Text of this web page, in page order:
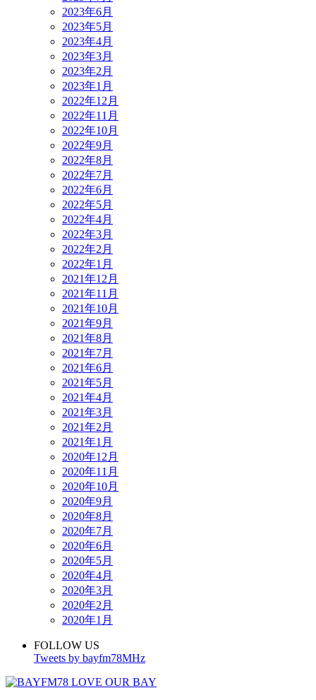
2023年6月
2023年5月
2023年4月
2023年3月
2023年2月
2023年1月
2022年12月
2022年11月
2022年10月
2022年9月
2022年8月
2022年7月
2022年6月
2022年5月
2022年4月
2022年3月
2022年2月
2022年1月
2021年12月
2021年11月
2021年10月
2021年9月
2021年8月
2021年7月
2021年6月
2021年5月
2021年4月
2021年3月
2021年2月
2021年1月
2020年12月
2020年11月
2020年10月
2020年9月
2020年8月
2020年7月
2020年6月
2020年5月
2020年4月
2020年3月
2020年2月
2020年1月
FOLLOW US
Tweets by bayfm78MHz